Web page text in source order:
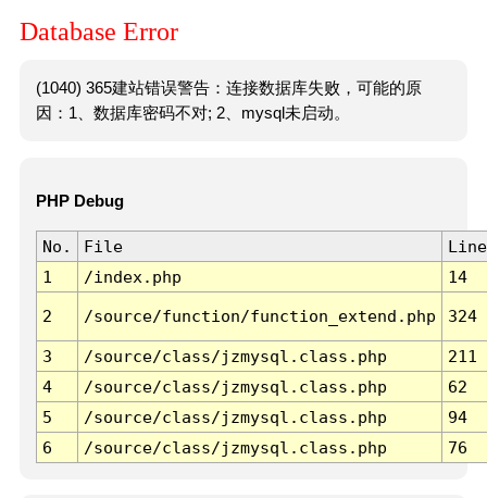
Database Error
(1040) 365建站错误警告：连接数据库失败，可能的原
因：1、数据库密码不对; 2、mysql未启动。
PHP Debug
No. File
Line
1
/index.php 14
2 /source/function/function_extend.php 324
3 /source/class/jzmysql.class.php
211
4
/source/class/jzmysql.class.php
62
5
/source/class/jzmysql.class.php
94
6
/source/class/jzmysql.class.php 76